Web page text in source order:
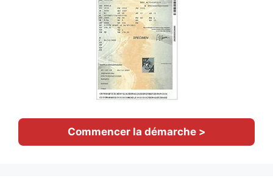
Commencer la démarche >